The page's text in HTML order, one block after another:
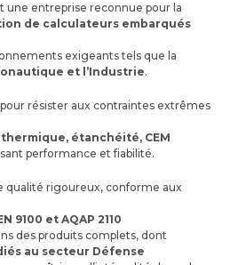
une entreprise reconnue pour la
de calculateurs embarqués
exigeants tels que la
et l’Industrie.
résister aux contraintes extrêmes
étanchéité, CEM
performance et fiabilité.
qualité rigoureux, conforme aux
9100 et AQAP 2110
des produits complets, dont
au secteur Défense